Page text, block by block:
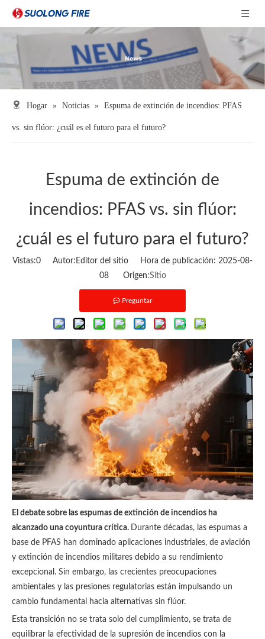
Hogar » Noticias » Espuma de extinción de incendios: PFAS
vs. sin flúor: ¿cuál es el futuro para el futuro?
Espuma de extinción de
incendios: PFAS vs. sin flúor:
¿cuál es el futuro para el futuro?
Vistas:0 Autor:Editor del sitio Hora de publicación: 2025-08-
08 Origen:Sitio
Preguntar
El debate sobre las espumas de extinción de incendios ha
alcanzado una coyuntura crítica. Durante décadas, las espumas a
base de PFAS han dominado aplicaciones industriales, de aviación
y extinción de incendios militares debido a su rendimiento
excepcional. Sin embargo, las crecientes preocupaciones
ambientales y las presiones regulatorias están impulsando un
cambio fundamental hacia alternativas sin flúor.
Esta transición no se trata solo del cumplimiento, se trata de
equilibrar la efectividad de la supresión de incendios con la